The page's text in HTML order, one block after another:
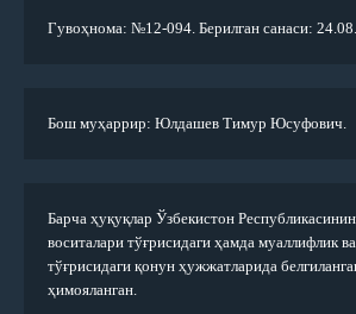
Гувоҳнома: №12-094. Берилган санаси:
Бош муҳаррир: Юлдашев Тимур Юсуфович.
Барча ҳуқуқлар Ўзбекистон
воситалари тўғрисидаги ҳамда муаллифлик
тўғрисидаги қонун ҳужжатларида
ҳимояланган.